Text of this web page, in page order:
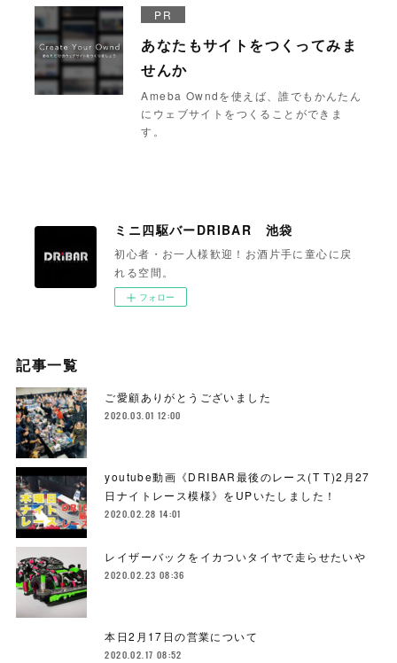
PR
あなたもサイトをつくってみま
せんか
Ameba Owndを使えば、誰でもかんたん
にウェブサイトをつくることができま
す。
ミニ四駆バーDRIBAR 池袋
初心者・お一人様歓迎！お酒片手に童心に戻
れる空間。
フォロー
記事一覧
ご愛顧ありがとうございました
2020.03.01 12:00
youtube動画《DRIBAR最後のレース(T T)2月27
日ナイトレース模様》をUPいたしました！
2020.02.28 14:01
レイザーバックをイカついタイヤで走らせたいや
2020.02.23 08:36
本日2月17日の営業について
2020.02.17 08:52